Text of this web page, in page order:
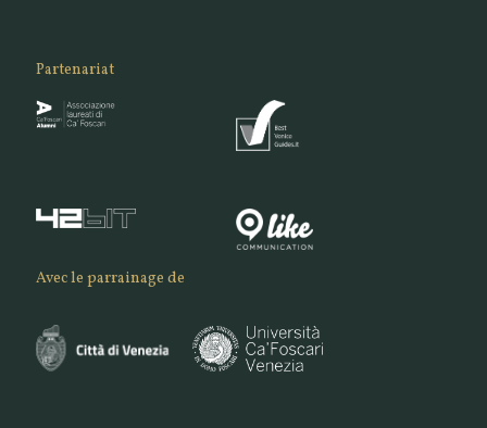
Partenariat
Avec le parrainage de